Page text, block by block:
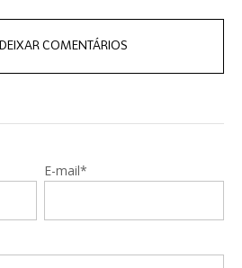
DEIXAR COMENTÁRIOS
E-mail*